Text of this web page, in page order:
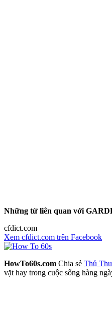
Những từ liên quan với
cfdict.com
Xem cfdict.com trên Facebook
HowTo60s.com Chia sẻ Thủ
vặt hay trong cuộc sống hàng